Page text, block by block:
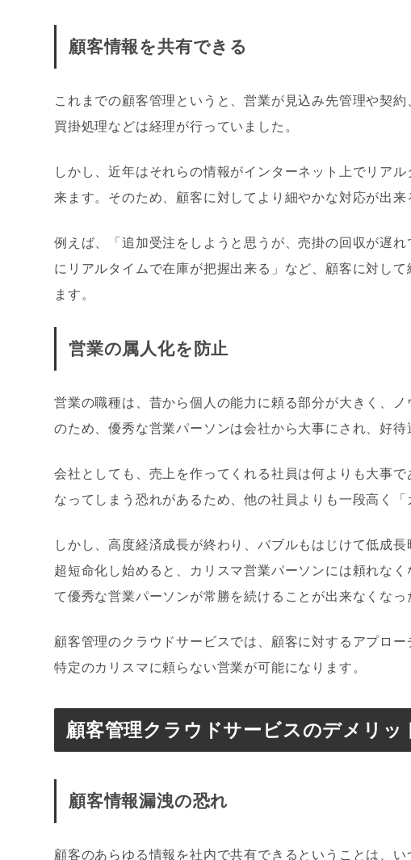
顧客情報を共有できる
これまでの顧客管理というと、営業が見込み先管理や契
買掛処理などは経理が行っていました。
しかし、近年はそれらの情報がインターネット上でリア
来ます。そのため、顧客に対してより細やかな対応が出来
例えば、「追加受注をしようと思うが、売掛の回収が遅
にリアルタイムで在庫が把握出来る」など、顧客に対し
ます。
営業の属人化を防止
営業の職種は、昔から個人の能力に頼る部分が大きく、
のため、優秀な営業パーソンは会社から大事にされ、好待
会社としても、売上を作ってくれる社員は何よりも大事
なってしまう恐れがあるため、他の社員よりも一段高く「
しかし、高度経済成長が終わり、バブルもはじけて低成
超短命化し始めると、カリスマ営業パーソンには頼れな
て優秀な営業パーソンが常勝を続けることが出来なくなっ
顧客管理のクラウドサービスでは、顧客に対するアプロー
特定のカリスマに頼らない営業が可能になります。
顧客管理クラウドサービスのデメリッ
顧客情報漏洩の恐れ
顧客のあらゆる情報を社内で共有できるということは、